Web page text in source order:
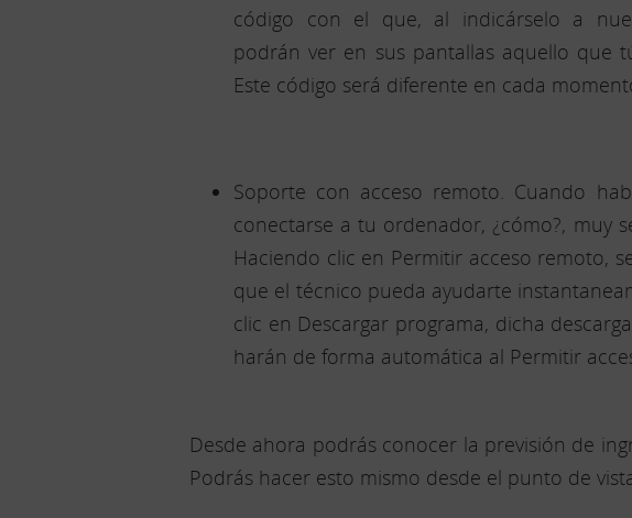
código con el que, al indicárselo a
podrán ver en sus pantallas aquello que
Este código será diferente en cada
Soporte con acceso remoto. Cuando
conectarse a tu ordenador, ¿cómo?, muy
Haciendo clic en Permitir acceso remoto,
que el técnico pueda ayudarte
clic en Descargar programa, dicha
harán de forma automática al Permitir
Desde ahora podrás conocer la previsión de
Podrás hacer esto mismo desde el punto de